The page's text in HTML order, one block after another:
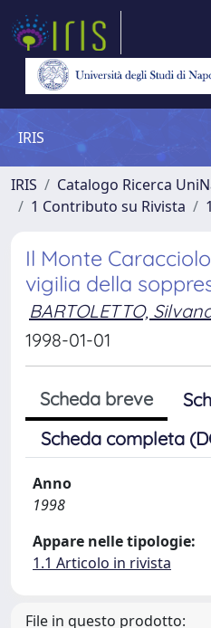
IRIS
IRIS
Catalogo Ricerca
1 Contributo su Rivista
Il Monte
vigilia della
BARTOLETTO,
1998-01-01
Scheda breve
Scheda completa
Anno
1998
Appare nelle tipologie:
1.1 Articolo in rivista
File in questo prodotto: